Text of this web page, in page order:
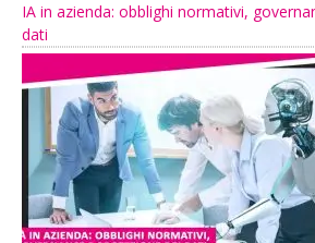
IA in azienda: obblighi normativi,
dati